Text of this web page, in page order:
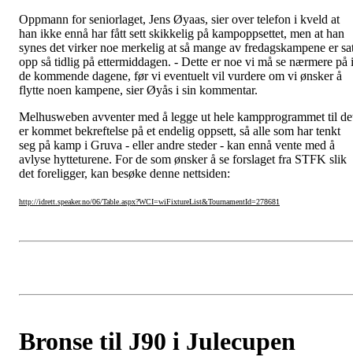
Oppmann for seniorlaget, Jens Øyaas, sier over telefon i kveld at
han ikke ennå har fått sett skikkelig på kampoppsettet, men at han
synes det virker noe merkelig at så mange av fredagskampene er
opp så tidlig på ettermiddagen. - Dette er noe vi må se nærmere på i
de kommende dagene, før vi eventuelt vil vurdere om vi ønsker å
flytte noen kampene, sier Øyås i sin kommentar.
Melhusweben avventer med å legge ut hele kampprogrammet til
er kommet bekreftelse på et endelig oppsett, så alle som har tenkt
seg på kamp i Gruva - eller andre steder - kan ennå vente med å
avlyse hytteturene. For de som ønsker å se forslaget fra STFK slik
det foreligger, kan besøke denne nettsiden:
http://idrett.speaker.no/06/Table.aspx?WCI=wiFixtureList&TournamentId=278681
Bronse til J90 i Julecupen